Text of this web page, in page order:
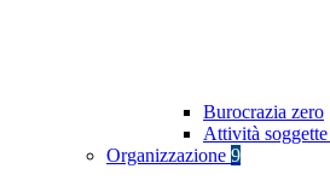
Burocrazia zero
Attività
Organizzazione 9